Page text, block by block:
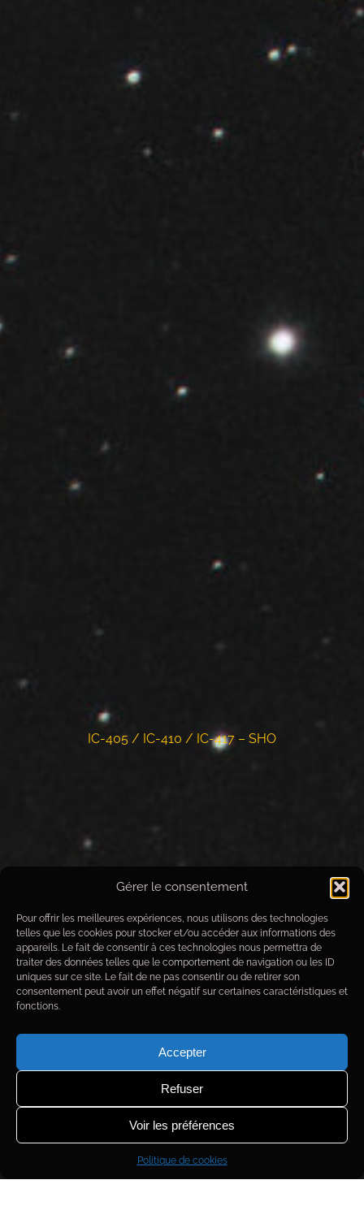
Gérer le consentement
Pour offrir les meilleures expériences, nous utilisons des technologies
telles que les cookies pour stocker et/ou accéder aux informations des
appareils. Le fait de consentir à ces technologies nous permettra de
traiter des données telles que le comportement de navigation ou les ID
uniques sur ce site. Le fait de ne pas consentir ou de retirer son
consentement peut avoir un effet négatif sur certaines caractéristiques et
fonctions.
Accepter
Refuser
Voir les préférences
Politique de cookies
IC-405 / IC-410 / IC-417 – SHO